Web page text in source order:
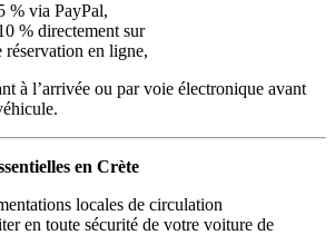
% via PayPal,
% directement sur
réservation en ligne,
à l’arrivée ou par voie électronique avant
en Crète
locales de circulation
en toute sécurité de votre voiture de